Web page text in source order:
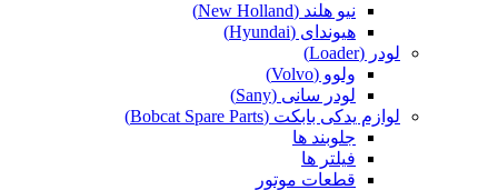
نیو هلند (New Holland)
هیوندای (Hyundai)
لودر (Loader)
ولوو (Volvo)
لودر سانی (Sany)
لوازم یدکی بابکت (Bobcat Spare Parts)
جلوبند ها
فیلتر ها
قطعات موتور